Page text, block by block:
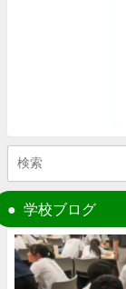
学校ブログ